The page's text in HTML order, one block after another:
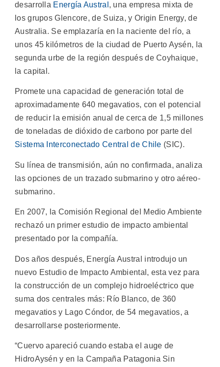
desarrolla Energía Austral , una empresa mixta de
los grupos Glencore, de Suiza, y Origin Energy, de
Australia. Se emplazaría en la naciente del río, a
unos 45 kilómetros de la ciudad de Puerto Aysén, la
segunda urbe de la región después de Coyhaique,
la capital.
Promete una capacidad de generación total de
aproximadamente 640 megavatios, con el potencial
de reducir la emisión anual de cerca de 1,5 millones
de toneladas de dióxido de carbono por parte del
Sistema Interconectado Central de Chile (SIC).
Su línea de transmisión, aún no confirmada, analiza
las opciones de un trazado submarino y otro aéreo-
submarino.
En 2007, la Comisión Regional del Medio Ambiente
rechazó un primer estudio de impacto ambiental
presentado por la compañía.
Dos años después, Energía Austral introdujo un
nuevo Estudio de Impacto Ambiental, esta vez para
la construcción de un complejo hidroeléctrico que
suma dos centrales más: Río Blanco, de 360
megavatios y Lago Cóndor, de 54 megavatios, a
desarrollarse posteriormente.
“Cuervo apareció cuando estaba el auge de
HidroAysén y en la Campaña Patagonia Sin